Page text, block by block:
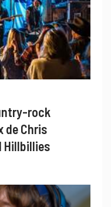
rock
de Chris
Hillbillies